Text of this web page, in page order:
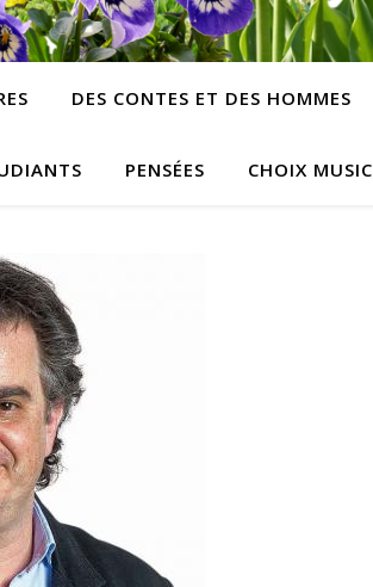
DES CONTES ET DES HOMMES
PENSÉES CHOIX